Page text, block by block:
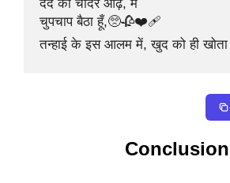
दर्द की चादर ओढ़े, मैं
चुपचाप बैठा हूँ,🥺🥀❤️‍🩹
तन्हाई के इस आलम में, खुद को ही
Conclusion